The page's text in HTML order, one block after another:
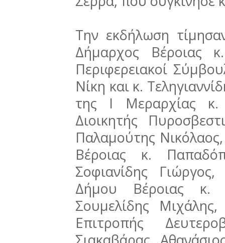
Την εκδήλωση
Δήμαρχος Βέροιας
Περιφερειακοί
Νίκη και κ.
της Ι Μεραρχίας κ.
Διοικητής
Παλαμούτης
Βέροιας κ.
Σοφιανίδης
Δήμου Βέροιας κ.
Σουμελίδης
Επιτροπής